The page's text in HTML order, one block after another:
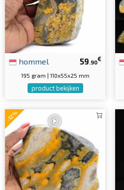
59 .90€
hommel
195 gram | 110x55x25 mm
product bekijken
-12%